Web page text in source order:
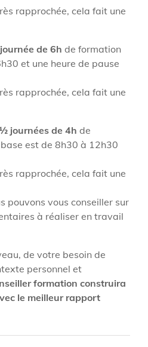
rapprochée, cela fait une
de 6h de formation
et une heure de pause
rapprochée, cela fait une
journées de 4h de
est de 8h30 à 12h30
rapprochée, cela fait une
pouvons vous conseiller sur
à réaliser en travail
de votre besoin de
personnel et
formation construira
le meilleur rapport